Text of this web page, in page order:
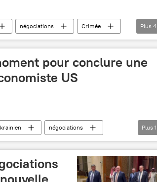
négociations
Crimée
Earl Rasmussen
Plus 4
pour conclure une
US
négociations
Plus 1